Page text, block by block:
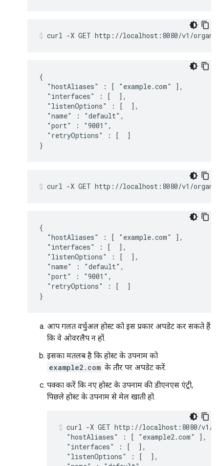
{
  "hostAliases" : [ "example.com" ],
  "interfaces" : [  ],
  "listenOptions" : [  ],
  "name" : "default",
  "port" : "9001",
  "retryOptions" : [  ]
}
{
  "hostAliases" : [ "example.com" ],
  "interfaces" : [  ],
  "listenOptions" : [  ],
  "name" : "default",
  "port" : "9001",
  "retryOptions" : [  ]
}
आप गलत वर्चुअल होस्ट को इस प्रकार अपडेट कर सकते हैं
कि वे ओवरलैप न हों.
इसका मतलब है कि होस्ट के उपनाम को
example2.com के तौर पर अपडेट करें.
पक्का करें कि नए होस्ट के उपनाम की डीएनएस एंट्री,
पिछले होस्ट के उपनाम से मेल खाती हो.
curl -X GET http://localhost:8080/v1/
  "hostAliases" : [ "example2.com" ],
  "interfaces" : [  ],
  "listenOptions" : [  ],